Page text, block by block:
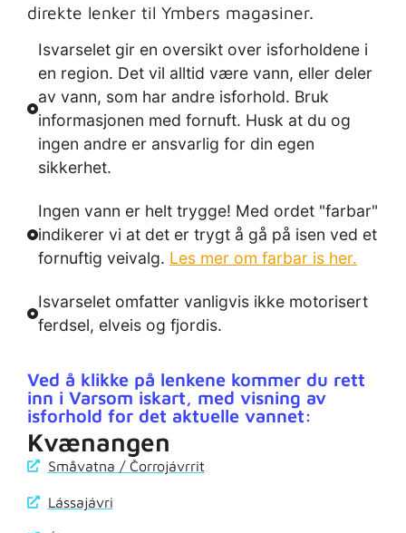
direkte lenker til Ymbers magasiner.
Isvarselet gir en oversikt over isforholdene i
en region. Det vil alltid være vann, eller deler
av vann, som har andre isforhold. Bruk
informasjonen med fornuft. Husk at du og
ingen andre er ansvarlig for din egen
sikkerhet.
Ingen vann er helt trygge! Med ordet "farbar"
indikerer vi at det er trygt å gå på isen ved et
fornuftig veivalg. Les mer om farbar is her.
Isvarselet omfatter vanligvis ikke motorisert
ferdsel, elveis og fjordis.
Ved å klikke på lenkene kommer du rett
inn i Varsom iskart, med visning av
isforhold for det aktuelle vannet:
Kvænangen
Småvatna / Čorrojávrrit
Lássajávri